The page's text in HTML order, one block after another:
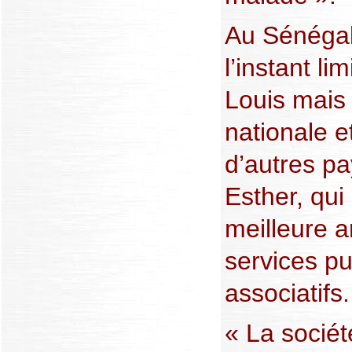
Au
l’instant
Louis
nationale
d’autres
Esther,
meilleure
services
associatifs.
« La